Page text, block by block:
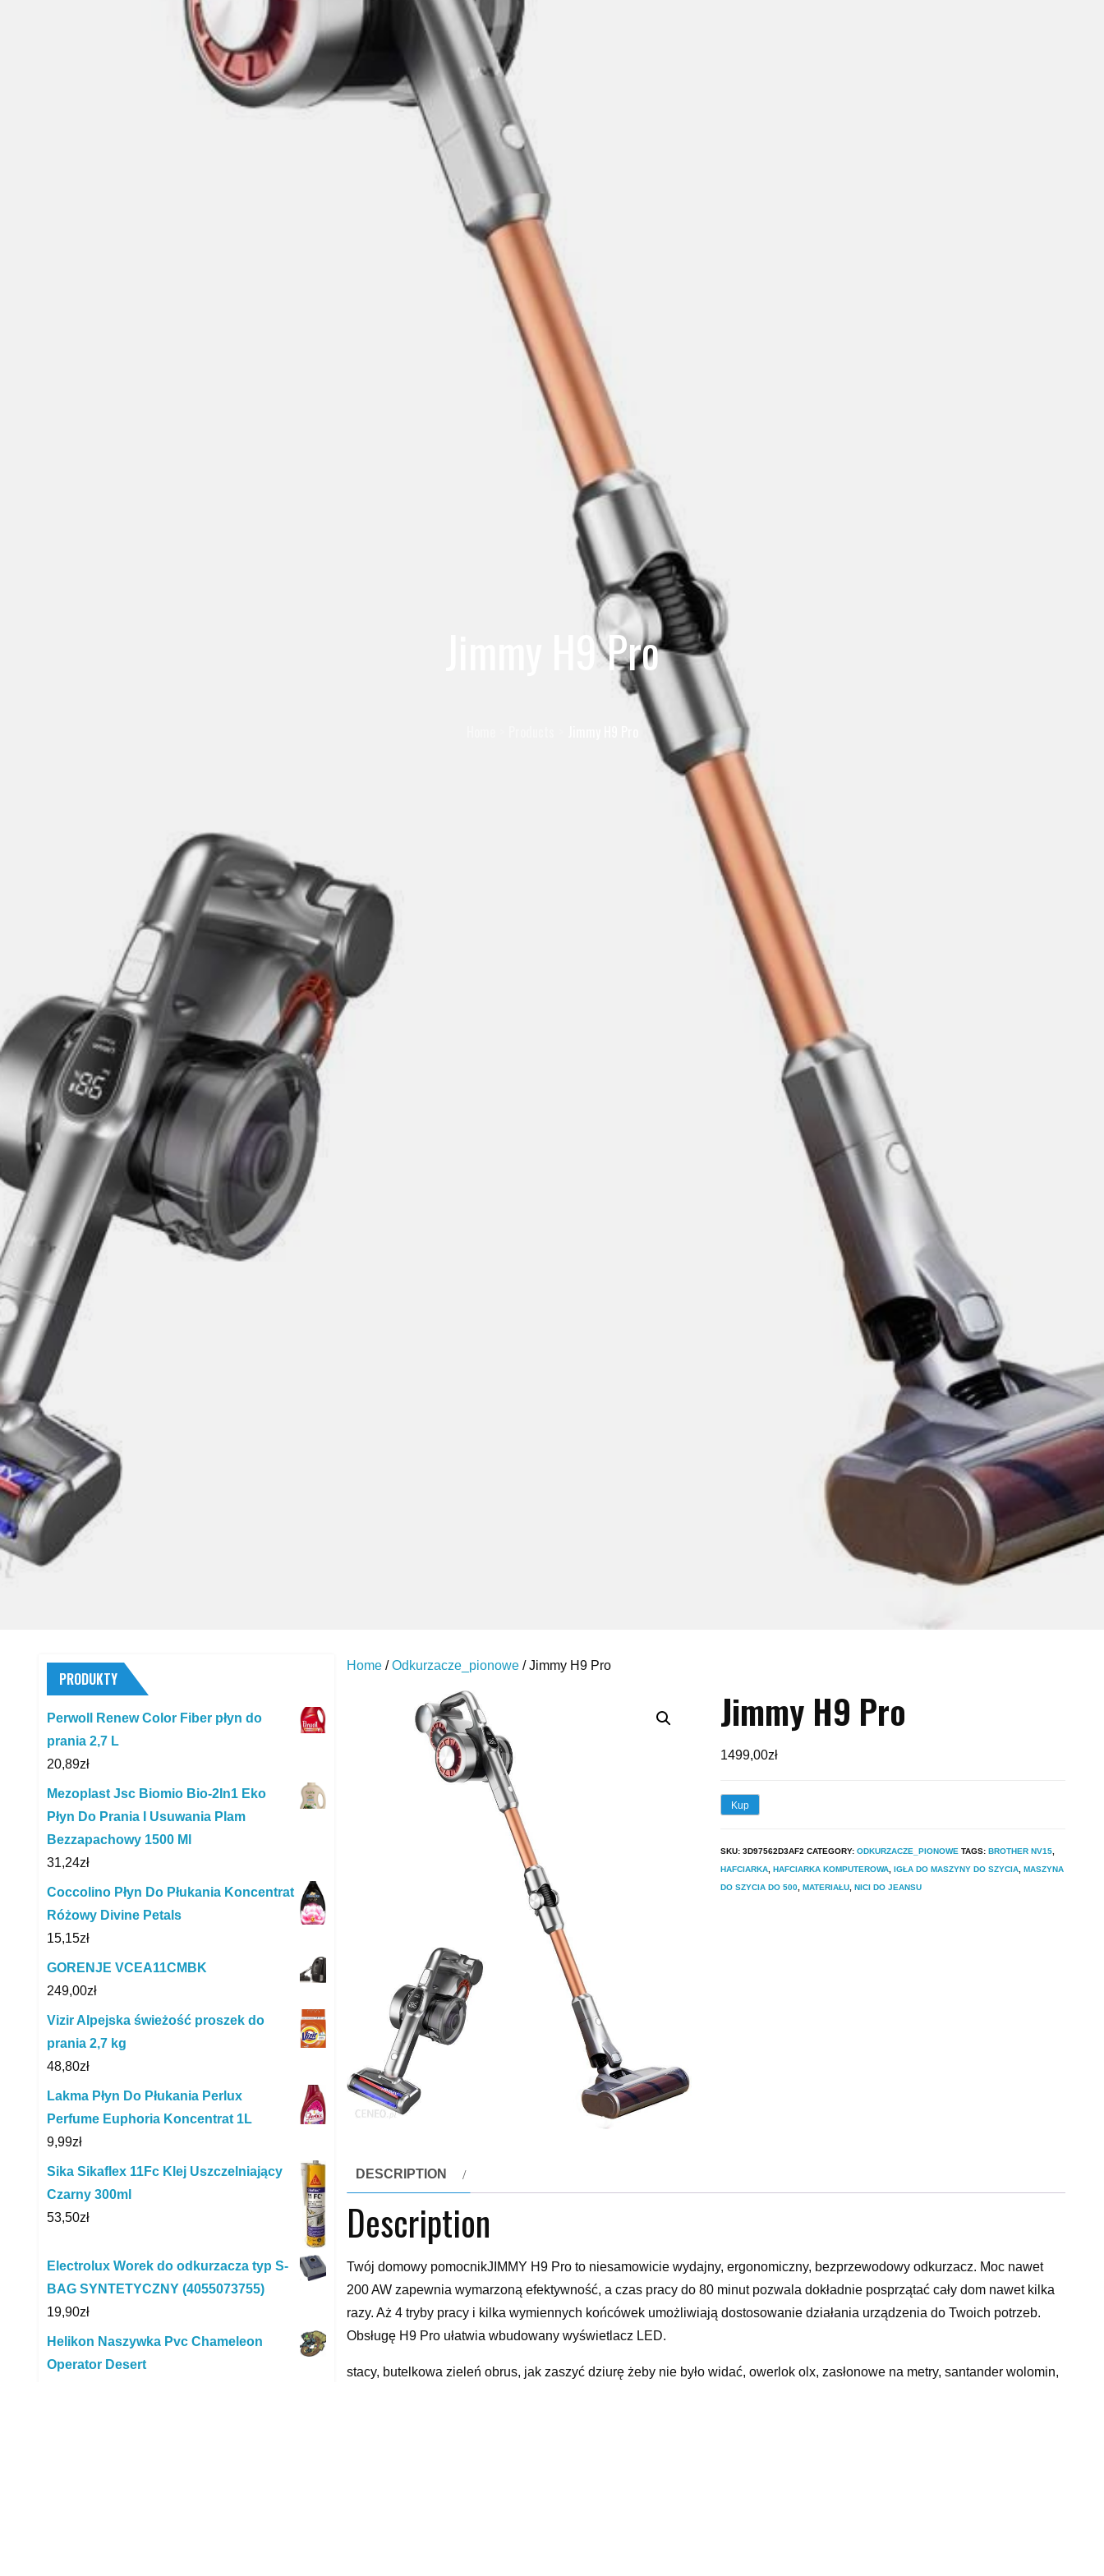
Jimmy H9 Pro
Home /Odkurzacze_pionowe / Jimmy H9 Pro
Jimmy H9 Pro
1499,00zł
Kup
SKU: 3D97562D3AF2 CATEGORY: ODKURZACZE_PIONOWE TAGS: BROTHER NV15
HAFCIARKA HAFCIARKA KOMPUTEROWA IGŁA DO MASZYNY DO SZYCIA MASZYNA
DO SZYCIA DO 500 MATERIAŁU NICI DO JEANSU
DESCRIPTION
Description
Twój domowy pomocnikJIMMY H9 Pro to niesamowicie wydajny, ergonomiczny, bezprzewodowy odkurzacz. Moc nawet
200 AW zapewnia wymarzoną efektywność, a czas pracy do 80 minut pozwala dokładnie posprzątać cały dom nawet kilka
razy. Aż 4 tryby pracy i kilka wymiennych końcówek umożliwiają dostosowanie działania urządzenia do Twoich potrzeb.
Obsługę H9 Pro ułatwia wbudowany wyświetlacz LED.
stacy, butelkowa zieleń obrus, jak zaszyć dziurę żeby nie było widać, owerlok olx, zasłonowe na metry, santander wolomin,
PRODUKTY
Perwoll Renew Color Fiber płyn do
prania 2,7 L
20,89zł
Mezoplast Jsc Biomio Bio-2In1 Eko
Płyn Do Prania I Usuwania Plam
Bezzapachowy 1500 Ml
31,24zł
Coccolino Płyn Do Płukania Koncentrat
Różowy Divine Petals
15,15zł
GORENJE VCEA11CMBK
249,00zł
Vizir Alpejska świeżość proszek do
prania 2,7 kg
48,80zł
Lakma Płyn Do Płukania Perlux
Perfume Euphoria Koncentrat 1L
9,99zł
Sika Sikaflex 11Fc Klej Uszczelniający
Czarny 300ml
53,50zł
Electrolux Worek do odkurzacza typ S-
BAG SYNTETYCZNY (4055073755)
19,90zł
Helikon Naszywka Pvc Chameleon
Operator Desert